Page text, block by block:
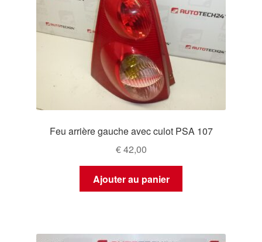
Feu arrière gauche avec culot PSA 107
€42,00
Ajouter au panier